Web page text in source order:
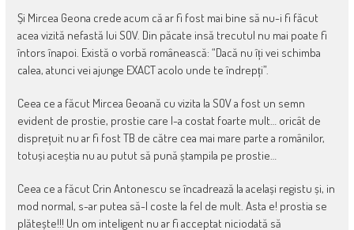
Și Mircea Geona crede acum că ar fi fost mai bine să nu-i fi făcut
acea vizită nefastă lui SOV. Din păcate insă trecutul nu mai poate fi
întors înapoi. Există o vorbă românească: “Dacă nu îți vei schimba
calea, atunci vei ajunge EXACT acolo unde te îndrepți”.
Ceea ce a făcut Mircea Geoană cu vizita la SOV a fost un semn
evident de prostie, prostie care l-a costat foarte mult… oricât de
disprețuit nu ar fi fost TB de către cea mai mare parte a românilor,
totuși aceștia nu au putut să pună ștampila pe prostie…
Ceea ce a făcut Crin Antonescu se încadrează la același registu și, in
mod normal, s-ar putea să-l coste la fel de mult. Asta e! prostia se
plătește!!! Un om inteligent nu ar fi acceptat niciodată să